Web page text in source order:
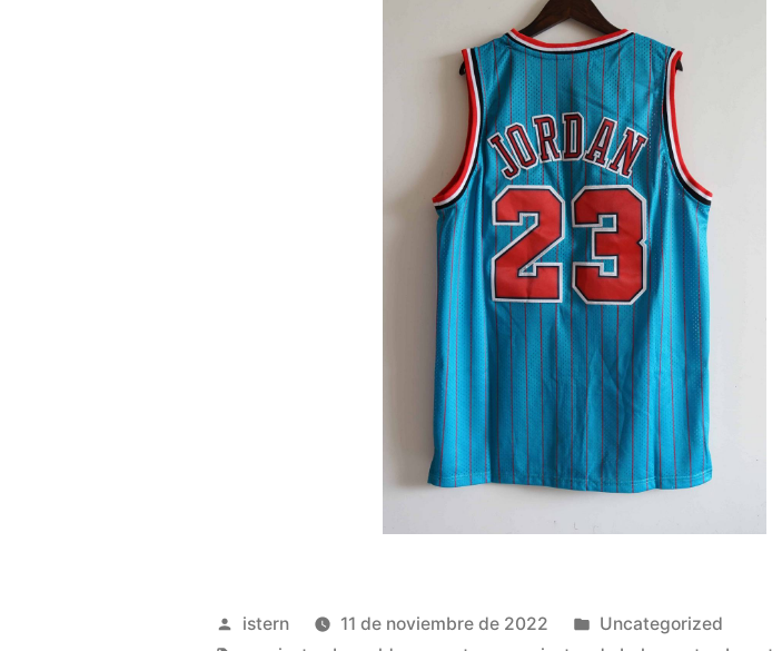
Publicado
istern 11 de noviembre de 2022
Publicado
Uncategorized